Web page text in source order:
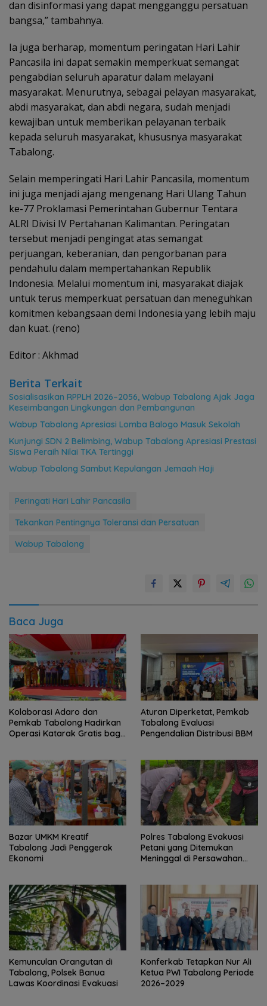
dan disinformasi yang dapat mengganggu persatuan
bangsa,” tambahnya.
Ia juga berharap, momentum peringatan Hari Lahir
Pancasila ini dapat semakin memperkuat semangat
pengabdian seluruh aparatur dalam melayani
masyarakat. Menurutnya, sebagai pelayan masyarakat,
abdi masyarakat, dan abdi negara, sudah menjadi
kewajiban untuk memberikan pelayanan terbaik
kepada seluruh masyarakat, khususnya masyarakat
Tabalong.
Selain memperingati Hari Lahir Pancasila, momentum
ini juga menjadi ajang mengenang Hari Ulang Tahun
ke-77 Proklamasi Pemerintahan Gubernur Tentara
ALRI Divisi IV Pertahanan Kalimantan. Peringatan
tersebut menjadi pengingat atas semangat
perjuangan, keberanian, dan pengorbanan para
pendahulu dalam mempertahankan Republik
Indonesia. Melalui momentum ini, masyarakat diajak
untuk terus memperkuat persatuan dan meneguhkan
komitmen kebangsaan demi Indonesia yang lebih maju
dan kuat. (reno)
Editor : Akhmad
Berita Terkait
Sosialisasikan RPPLH 2026–2056, Wabup Tabalong Ajak Jaga
Keseimbangan Lingkungan dan Pembangunan
Wabup Tabalong Apresiasi Lomba Balogo Masuk Sekolah
Kunjungi SDN 2 Belimbing, Wabup Tabalong Apresiasi Prestasi
Siswa Peraih Nilai TKA Tertinggi
Wabup Tabalong Sambut Kepulangan Jemaah Haji
Peringati Hari Lahir Pancasila
Tekankan Pentingnya Toleransi dan Persatuan
Wabup Tabalong
Baca Juga
Kolaborasi Adaro dan
Pemkab Tabalong Hadirkan
Operasi Katarak Gratis bagi
Aturan Diperketat, Pemkab
Tabalong Evaluasi
Pengendalian Distribusi BBM
Bazar UMKM Kreatif
Tabalong Jadi Penggerak
Ekonomi
Polres Tabalong Evakuasi
Petani yang Ditemukan
Meninggal di Persawahan
Kemunculan Orangutan di
Tabalong, Polsek Banua
Lawas Koordinasi Evakuasi
Konferkab Tetapkan Nur Ali
Ketua PWI Tabalong Periode
2026–2029